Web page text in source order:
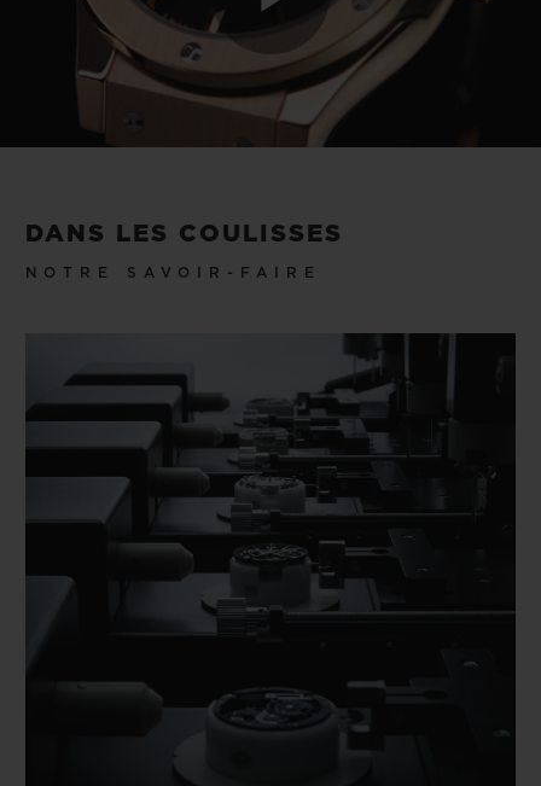
Play
DANS LES COULISSES
NOTRE SAVOIR-FAIRE